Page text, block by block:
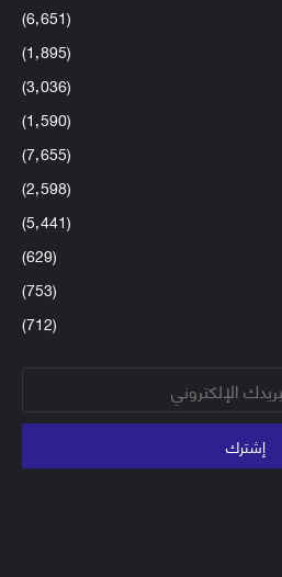
(6٬651)
(1٬895)
(3٬036)
(1٬590)
(7٬655)
(2٬598)
(5٬441)
(629)
(753)
(712)